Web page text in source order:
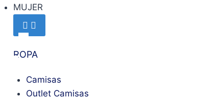
MUJER
ROPA
Camisas
Outlet Camisas